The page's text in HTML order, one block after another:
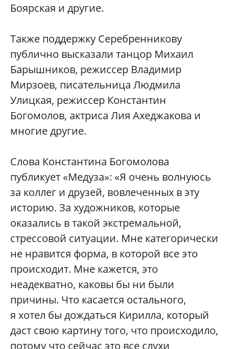
Боярская и другие.
Также поддержку Серебренникову
публично высказали танцор Михаил
Барышников, режиссер Владимир
Мирзоев, писательница Людмила
Улицкая, режиссер Константин
Богомолов, актриса Лия Ахеджакова и
многие другие.
Слова Константина Богомолова
публикует «Медуза»: «Я очень волнуюсь
за коллег и друзей, вовлеченных в эту
историю. За художников, которые
оказались в такой экстремальной,
стрессовой ситуации. Мне категорически
не нравится форма, в которой все это
происходит. Мне кажется, это
неадекватно, каковы бы ни были
причины. Что касается остального,
я хотел бы дождаться Кирилла, который
даст свою картину того, что происходило,
потому что сейчас это все слухи